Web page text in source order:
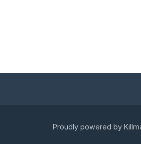
Proudly powered by